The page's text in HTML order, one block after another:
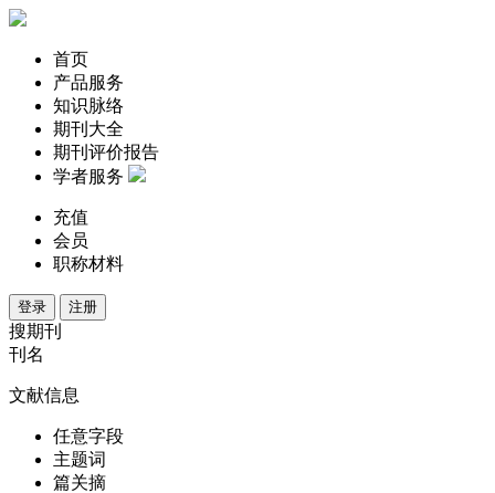
首页
产品服务
知识脉络
期刊大全
期刊评价报告
学者服务
充值
会员
职称材料
登录 注册
搜期刊
刊名
文献信息
任意字段
主题词
篇关摘